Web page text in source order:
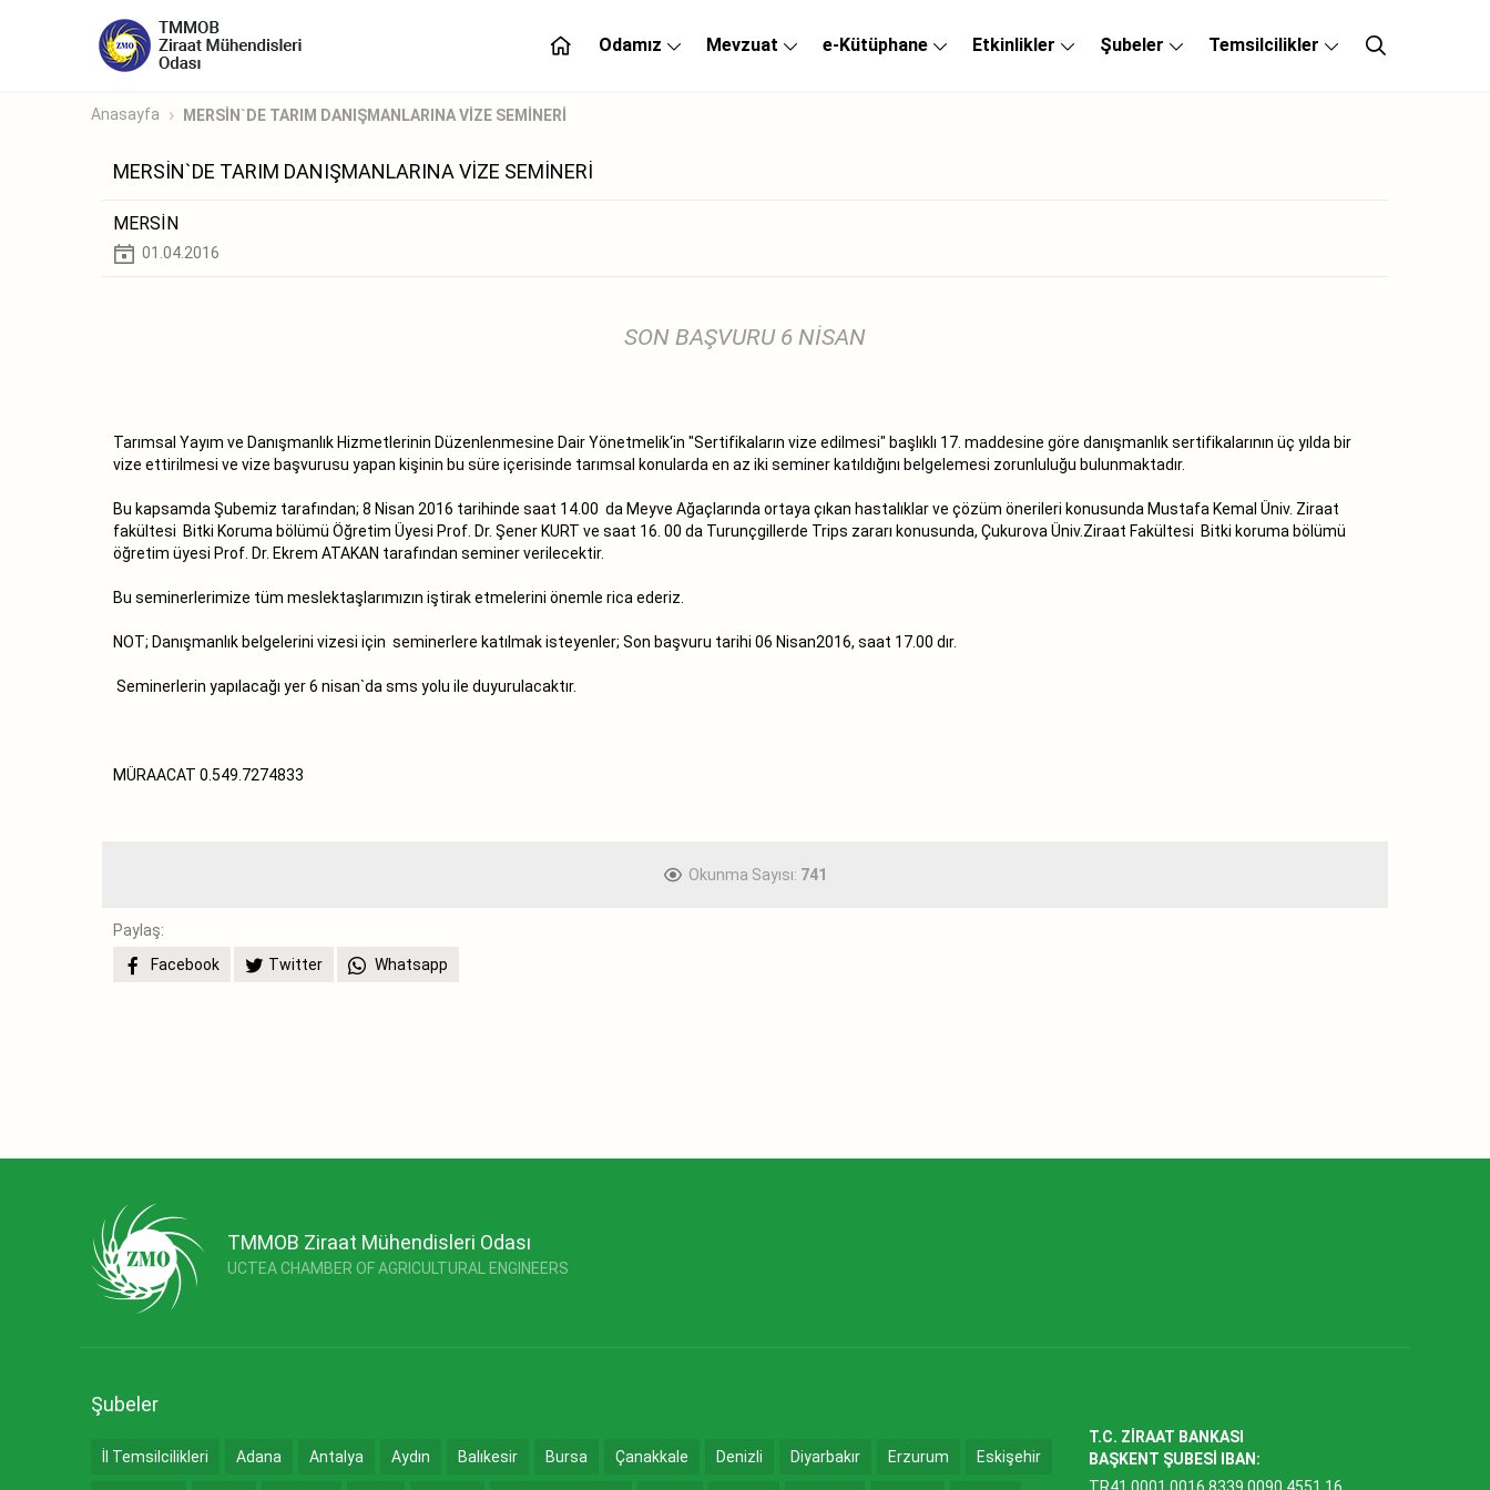
Odamız Mevzuat e-Kütüphane Etkinlikler Şubeler Temsilcilikler
Anasayfa MERSİN`DE TARIM DANIŞMANLARINA VİZE SEMİNERİ
MERSİN`DE TARIM DANIŞMANLARINA VİZE SEMİNERİ
MERSİN
01.04.2016
SON BAŞVURU 6 NİSAN
Tarımsal Yayım ve Danışmanlık Hizmetlerinin Düzenlenmesine Dair Yönetmelik‘in "Sertifikaların vize edilmesi" başlıklı 17. maddesine göre danışmanlık sertifikalarının üç yılda bir
vize ettirilmesi ve vize başvurusu yapan kişinin bu süre içerisinde tarımsal konularda en az iki seminer katıldığını belgelemesi zorunluluğu bulunmaktadır.
Bu kapsamda Şubemiz tarafından; 8 Nisan 2016 tarihinde saat 14.00 da Meyve Ağaçlarında ortaya çıkan hastalıklar ve çözüm önerileri konusunda Mustafa Kemal Üniv. Ziraat
fakültesi Bitki Koruma bölümü Öğretim Üyesi Prof. Dr. Şener KURT ve saat 16. 00 da Turunçgillerde Trips zararı konusunda, Çukurova Üniv.Ziraat Fakültesi Bitki koruma bölümü
öğretim üyesi Prof. Dr. Ekrem ATAKAN tarafından seminer verilecektir.
Bu seminerlerimize tüm meslektaşlarımızın iştirak etmelerini önemle rica ederiz.
NOT; Danışmanlık belgelerini vizesi için seminerlere katılmak isteyenler; Son başvuru tarihi 06 Nisan2016, saat 17.00 dır.
Seminerlerin yapılacağı yer 6 nisan`da sms yolu ile duyurulacaktır.
MÜRAACAT 0.549.7274833
Okunma Sayısı: 741
Paylaş:
Facebook
Twitter Whatsapp
TMMOB Ziraat Mühendisleri Odası
UCTEA CHAMBER OF AGRICULTURAL ENGINEERS
Şubeler
İl Temsilcilikleri Adana Antalya Aydın Balıkesir Bursa Çanakkale Denizli Diyarbakır Erzurum Eskişehir
T.C. ZİRAAT BANKASI
BAŞKENT ŞUBESİ IBAN: